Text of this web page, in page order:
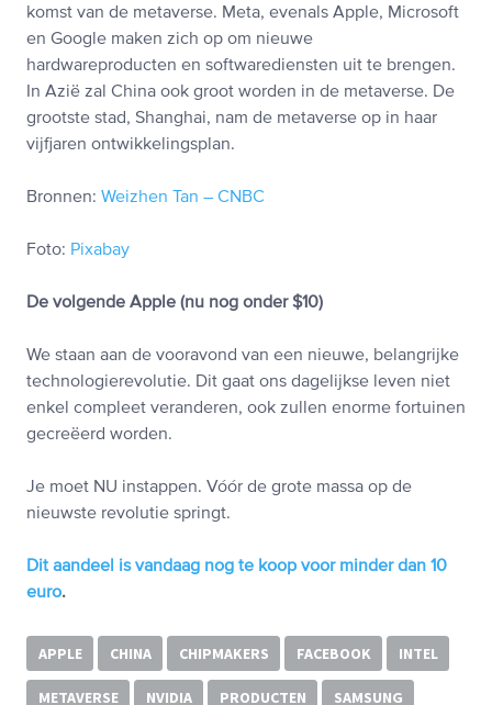
komst van de metaverse. Meta, evenals Apple, Microsoft
en Google maken zich op om nieuwe
hardwareproducten en softwarediensten uit te brengen.
In Azië zal China ook groot worden in de metaverse. De
grootste stad, Shanghai, nam de metaverse op in haar
vijfjaren ontwikkelingsplan.
Bronnen: Weizhen Tan – CNBC
Foto: Pixabay
De volgende Apple (nu nog onder $10)
We staan aan de vooravond van een nieuwe, belangrijke
technologierevolutie. Dit gaat ons dagelijkse leven niet
enkel compleet veranderen, ook zullen enorme fortuinen
gecreëerd worden.
Je moet NU instappen. Vóór de grote massa op de
nieuwste revolutie springt.
Dit aandeel is vandaag nog te koop voor minder dan 10
euro.
APPLE CHINA CHIPMAKERS FACEBOOK INTEL
METAVERSE NVIDIA PRODUCTEN SAMSUNG